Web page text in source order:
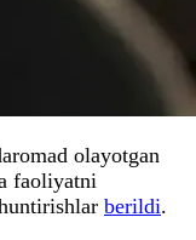
olayotgan
faoliyatni
berildi.